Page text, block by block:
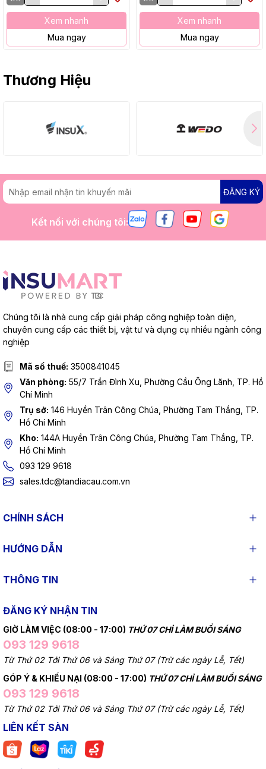
Xem nhanh
Mua ngay
Xem nhanh
Mua ngay
Thương Hiệu
ĐĂNG KÝ
Kết nối với chúng tôi:
Chúng tôi là nhà cung cấp giải pháp công nghiệp toàn diện,
chuyên cung cấp các thiết bị, vật tư và dụng cụ nhiều ngành công
nghiệp
Mã số thuế: 3500841045
Văn phòng: 55/7 Trần Đình Xu, Phường Cầu Ông Lãnh, TP. Hồ
Chí Minh
Trụ sở: 146 Huyền Trân Công Chúa, Phường Tam Thắng, TP.
Hồ Chí Minh
Kho: 144A Huyền Trân Công Chúa, Phường Tam Thắng, TP.
Hồ Chí Minh
093 129 9618
sales.tdc@tandiacau.com.vn
CHÍNH SÁCH
HƯỚNG DẪN
THÔNG TIN
ĐĂNG KÝ NHẬN TIN
GIỜ LÀM VIỆC (08:00 - 17:00) THỨ 07 CHỈ LÀM BUỔI SÁNG
093 129 9618
Từ Thứ 02 Tới Thứ 06 và Sáng Thứ 07 (Trừ các ngày Lễ, Tết)
GÓP Ý & KHIẾU NẠI (08:00 - 17:00) THỨ 07 CHỈ LÀM BUỔI SÁNG
093 129 9618
Từ Thứ 02 Tới Thứ 06 và Sáng Thứ 07 (Trừ các ngày Lễ, Tết)
LIÊN KẾT SÀN